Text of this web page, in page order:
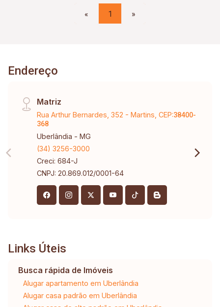
« 1 »
Endereço
Matriz
Rua Arthur Bernardes, 352 - Martins, CEP:38400-
368
Uberlândia - MG
(34) 3256-3000
Creci: 684-J
CNPJ: 20.869.012/0001-64
Links Úteis
Busca rápida de Imóveis
Alugar apartamento em Uberlândia
Alugar casa padrão em Uberlândia